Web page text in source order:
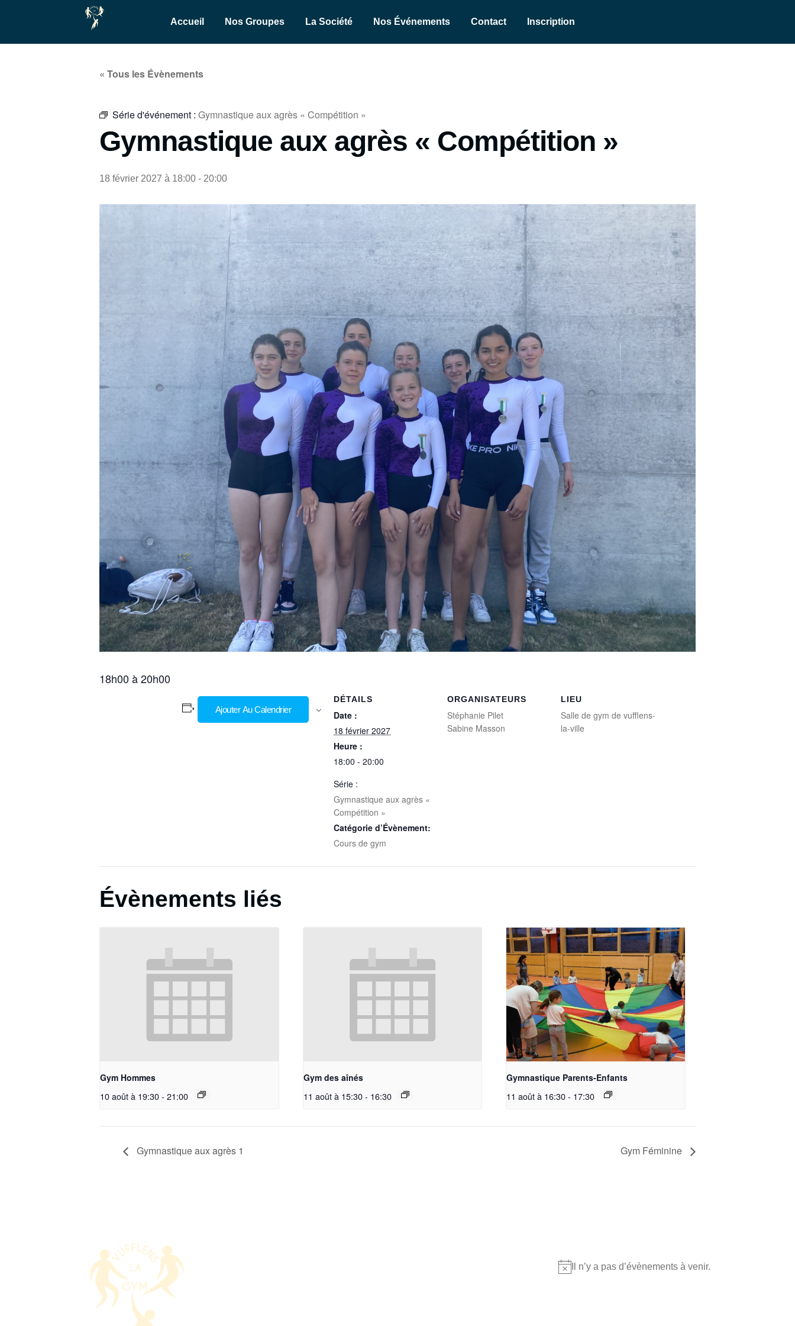
Accueil Nos Groupes La Société Nos Événements Contact Inscription
« Tous les Évènements
Série d'événement : Gymnastique aux agrès « Compétition »
Gymnastique aux agrès « Compétition »
18 février 2027 à 18:00 - 20:00
18h00 à 20h00
Ajouter Au Calendrier
DÉTAILS
Date :
18 février 2027
Heure :
18:00 - 20:00
Série :
Gymnastique aux agrès «
Compétition »
Catégorie d’Évènement:
Cours de gym
ORGANISATEURS
Stéphanie Pilet
Sabine Masson
LIEU
Salle de gym de vufflens-
la-ville
Évènements liés
Gym Hommes
10 août à 19:30- 21:00
Gym des aînés
11 août à 15:30 - 16:30
Gymnastique Parents-Enfants
11 août à 16:30- 17:30
Gymnastique aux agrès 1 Gym Féminine
Notice
Il n’y a pas d’évènements à venir.